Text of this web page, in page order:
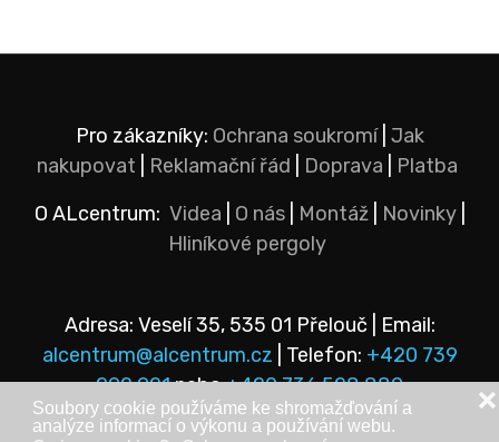
Soubory cookie používáme ke shromažďování a
analýze informací o výkonu a používání webu.
❌
Pro zákazníky: Ochrana soukromí| Jak
nakupovat
Reklamační řád Doprava
Platba
O ALcentrum: Videa O nás| Montáž| Novinky|
Hliníkové pergoly
Adresa: Veselí 35, 535 01 Přelouč | Email:
alcentrum@alcentrum.cz
| Telefon: +420 739
292 921nebo+420 736 528 889